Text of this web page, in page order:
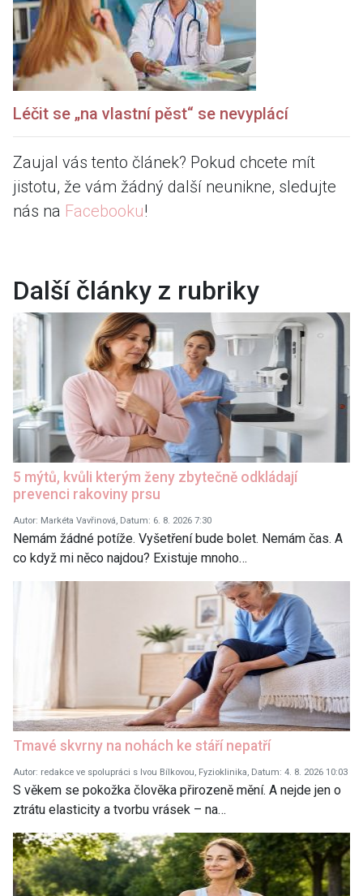
Léčit se „na vlastní pěst“ se nevyplácí
Zaujal vás tento článek? Pokud chcete mít
jistotu, že vám žádný další neunikne, sledujte
nás na Facebooku!
Další články z rubriky
5 mýtů, kvůli kterým ženy zbytečně odkládají
prevenci rakoviny prsu
Autor: Markéta Vavřinová, Datum: 6. 8. 2026 7:30
Nemám žádné potíže. Vyšetření bude bolet. Nemám čas. A
co když mi něco najdou? Existuje mnoho…
Tmavé skvrny na nohách ke stáří nepatří
Autor: redakce ve spolupráci s Ivou Bílkovou, Fyzioklinika, Datum: 4. 8. 2026 10:03
S věkem se pokožka člověka přirozeně mění. A nejde jen o
ztrátu elasticity a tvorbu vrásek – na…